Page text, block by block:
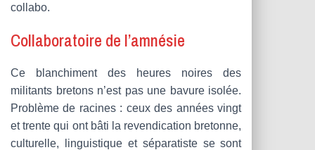
collabo.
Collaboratoire de l’amnésie
Ce blanchiment des heures noires des
militants bretons n’est pas une bavure isolée.
Problème de racines : ceux des années vingt
et trente qui ont bâti la revendication bretonne,
culturelle, linguistique et séparatiste se sont